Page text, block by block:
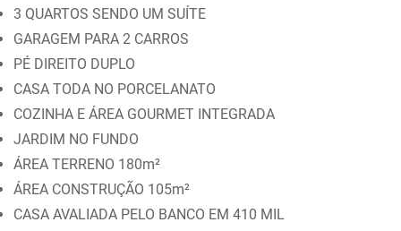
3 QUARTOS SENDO UM SUÍTE
GARAGEM PARA 2 CARROS
PÉ DIREITO DUPLO
CASA TODA NO PORCELANATO
COZINHA E ÁREA GOURMET INTEGRADA
JARDIM NO FUNDO
ÁREA TERRENO 180m²
ÁREA CONSTRUÇÃO 105m²
CASA AVALIADA PELO BANCO EM 410 MIL